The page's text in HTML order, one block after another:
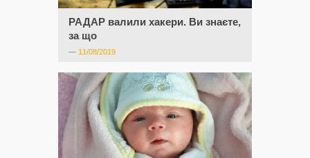
РАДАР валили хакери. Ви знаєте,
за що
— 11/08/2019